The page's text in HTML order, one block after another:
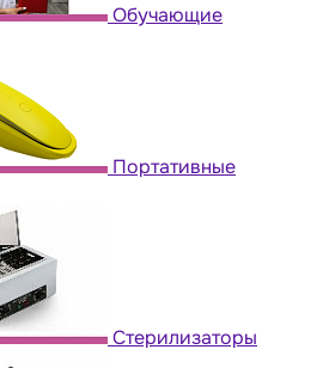
Обучающие
Портативные
Стерилизаторы